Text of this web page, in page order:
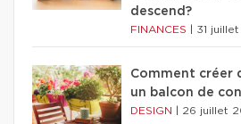
descend?
FINANCES 31
Comment créer
un balcon de
DESIGN 26 juillet